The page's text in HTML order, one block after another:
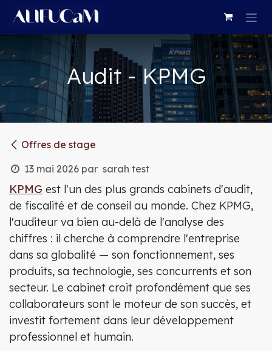
Se rendre au contenu
Audit - KPMG
Offres de stage
13 mai 2026 par sarah test
KPMG est l'un des plus grands cabinets d'audit,
de fiscalité et de conseil au monde. Chez KPMG,
l'auditeur va bien au-delà de l'analyse des
chiffres : il cherche à comprendre l'entreprise
dans sa globalité — son fonctionnement, ses
produits, sa technologie, ses concurrents et son
secteur. Le cabinet croit profondément que ses
collaborateurs sont le moteur de son succès, et
investit fortement dans leur développement
professionnel et humain.